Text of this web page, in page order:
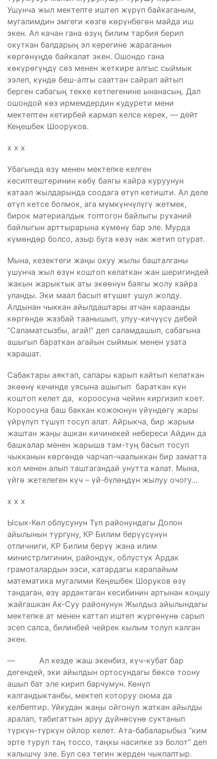
Ушунча жыл мектепте иштеп жүрүп байкаганым,
мугалимдин эмгеги көзгө көрүнбөгөн майда иш
экен. Ал качан гана өзүң билим тарбия берип
окуткан балдарың эл керегине жараганын
көргөнүңдө байкалат экен. Ошондо гана
көкүрөгүңдү сөз менен жеткире алгыс сыймык
ээлеп, күндө беш-алты сааттан сайрап айтып
берген сабагың текке кетпегенине ынанасың. Дал
ошондой көз ирмемдердин кудурети мени
мектептен кетирбей кармап келсе керек, — дейт
Кеңешбек Шооруков.
х х х
Убагында өзү менен мектепке келген
кесиптештеринин көбү баягы кайра куруунун
катаал жылдарында соодага өтүп кетишти. Ал деле
өтүп кетсе болмок, ага мүмкүнчүлүгү жетмек,
бирок материалдык топтогон байлыгы руханий
байлыгын арттырарына күмөнү бар эле. Мурда
күмөндөр болсо, азыр буга көзү нак жетип отурат.
Мына, кезектеги жаңы окуу жылы башталганы
ушунча жыл өзүн коштоп келаткан жан шеригиндей
жакын жарыктык аты экөөнүн баягы жолу кайра
уланды. Эки маал басып өтүшөт ушул жолду.
Алдынан чыккан айылдаштары атчан караанды
көргөндө жазбай таанышып, улуу-кичүүсү дебей
“Саламатсызбы, агай!” деп саламдашып, сабагына
ашыгып бараткан агайын сыймык менен узата
карашат.
Сабактары аяктап, сапары карып кайтып келаткан
экөөнү кечинде уясына ашыгып бараткан күн
коштоп келет да, короосуна чейин киргизип коет.
Короосуна баш баккан кожоюнун үйүндөгү жары
үйрүлүп түшүп тосуп алат. Айрыкча, бир жарым
жаштан жаңы ашкан кичинекей небереси Айдин да
башкалар менен жарыша там-туң басып тосуп
чыкканын көргөндө чарчап-чаалыккан бир заматта
кол менен алып таштагандай унутта калат. Мына,
үйгө жетелеген күч – үй-бүлөңдүн жылуу очогу…
х х х
Ысык-Көл облусунун Түп районундагы Долон
айылынын тургуну, КР Билим берүүсүнүн
отличниги, КР Билим берүү жана илим
министрлигинин, райондук, облустук Ардак
грамоталардын ээси, катардагы карапайым
математика мугалими Кеңешбек Шоруков өзү
тандаган, өзү ардактаган кесибинин артынан коңшу
жайгашкан Ак-Суу районунун Жылдыз айылындагы
мектепке ат менен каттап иштеп жүргөнүнө сарып
эсеп салса, билинбей чейрек кылым толуп калган
экен.
— Ал кезде жаш экенбиз, күч-кубат бар
дегендей, эки айылдын ортосундагы бөксө тоону
ашып бат эле кирип барчумун. Көнүп
калгандыктанбы, мектеп которуу оюма да
келбептир. Уйкудан жаңы ойгонуп жаткан айылды
аралап, табигаттын аруу дүйнөсүнө суктанып
түркүн-түркүн ойлор келет. Ата-бабаларыбыз “ким
эрте туруп таң тоссо, таңкы насипке ээ болот” деп
калышчу эле. Бул сөз тегин жерден чыкпаптыр.